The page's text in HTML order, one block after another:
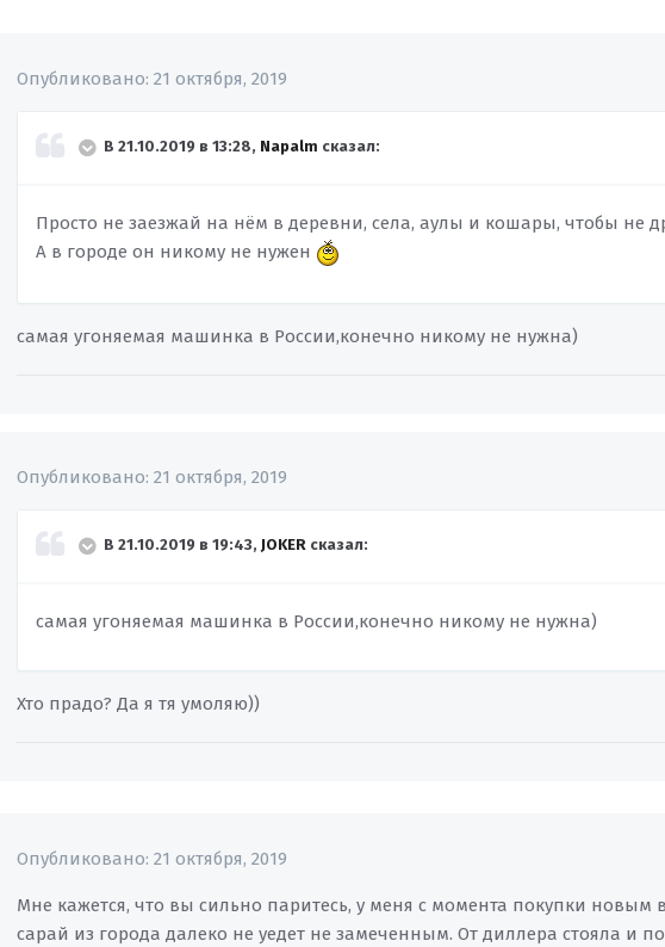
Опубликовано:21 октября, 2019
В 21.10.2019 в 13:28, Napalm сказал:
Просто не заезжай на нём в деревни, села, аулы и кошары, чтобы не
А в городе он никому не нужен
самая угоняемая машинка в России,конечно никому не нужна)
Опубликовано:21 октября, 2019
В 21.10.2019 в 19:43,JOKER сказал:
самая угоняемая машинка в России,конечно никому не нужна)
Хто прадо? Да я тя умоляю))
Опубликовано:21 октября, 2019
Мне кажется, что вы сильно паритесь, у меня с момента покупки новым
сарай из города далеко не уедет не замеченным. От диллера стояла и